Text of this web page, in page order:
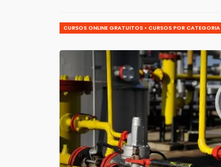
CURSOS ONLINE GRATUITOS • CURSOS POR CATEGORIA